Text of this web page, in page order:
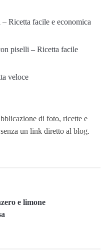
Ricetta facile e economica
piselli – Ricetta facile
veloce
di foto, ricette e
un link diretto al blog.
e limone